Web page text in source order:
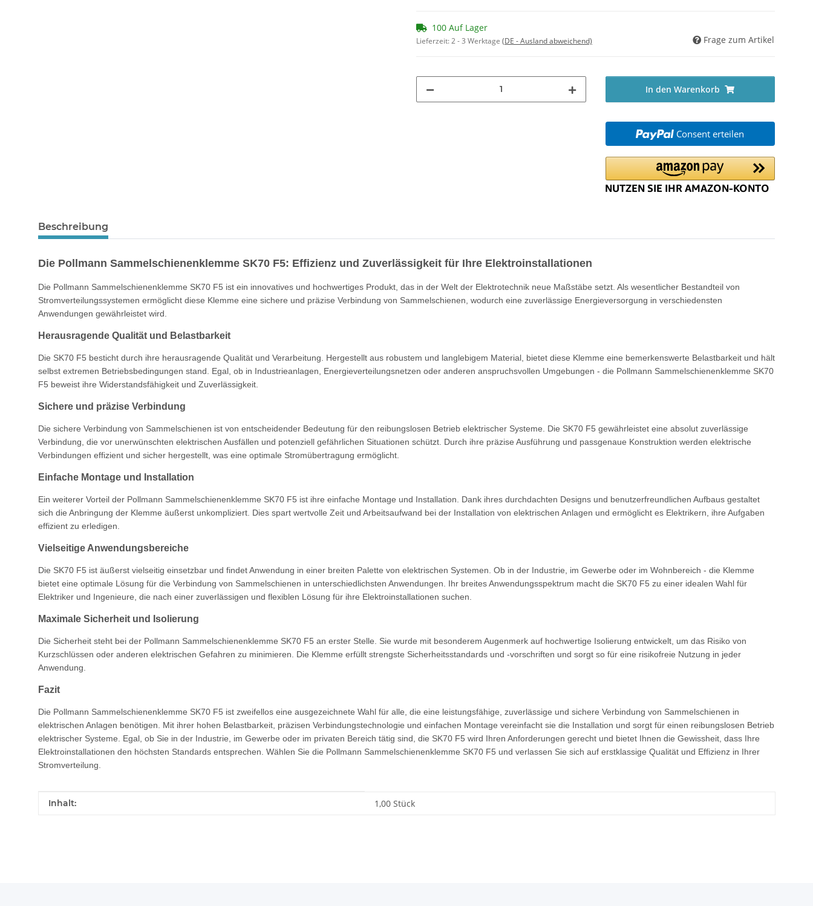
100 Auf Lager
Lieferzeit:2 - 3 Werktage (DE - Ausland abweichend) Frage zum Artikel
In den Warenkorb
Consent erteilen
Beschreibung
Die Pollmann Sammelschienenklemme SK70 F5: Effizienz und Zuverlässigkeit für Ihre Elektroinstallationen
Die Pollmann Sammelschienenklemme SK70 F5 ist ein innovatives und hochwertiges Produkt, das in der Welt der Elektrotechnik neue Maßstäbe setzt. Als wesentlicher Bestandteil von
Stromverteilungssystemen ermöglicht diese Klemme eine sichere und präzise Verbindung von Sammelschienen, wodurch eine zuverlässige Energieversorgung in verschiedensten
Anwendungen gewährleistet wird.
Herausragende Qualität und Belastbarkeit
Die SK70 F5 besticht durch ihre herausragende Qualität und Verarbeitung. Hergestellt aus robustem und langlebigem Material, bietet diese Klemme eine bemerkenswerte Belastbarkeit und hält
selbst extremen Betriebsbedingungen stand. Egal, ob in Industrieanlagen, Energieverteilungsnetzen oder anderen anspruchsvollen Umgebungen - die Pollmann Sammelschienenklemme SK70
F5 beweist ihre Widerstandsfähigkeit und Zuverlässigkeit.
Sichere und präzise Verbindung
Die sichere Verbindung von Sammelschienen ist von entscheidender Bedeutung für den reibungslosen Betrieb elektrischer Systeme. Die SK70 F5 gewährleistet eine absolut zuverlässige
Verbindung, die vor unerwünschten elektrischen Ausfällen und potenziell gefährlichen Situationen schützt. Durch ihre präzise Ausführung und passgenaue Konstruktion werden elektrische
Verbindungen effizient und sicher hergestellt, was eine optimale Stromübertragung ermöglicht.
Einfache Montage und Installation
Ein weiterer Vorteil der Pollmann Sammelschienenklemme SK70 F5 ist ihre einfache Montage und Installation. Dank ihres durchdachten Designs und benutzerfreundlichen Aufbaus gestaltet
sich die Anbringung der Klemme äußerst unkompliziert. Dies spart wertvolle Zeit und Arbeitsaufwand bei der Installation von elektrischen Anlagen und ermöglicht es Elektrikern, ihre Aufgaben
effizient zu erledigen.
Vielseitige Anwendungsbereiche
Die SK70 F5 ist äußerst vielseitig einsetzbar und findet Anwendung in einer breiten Palette von elektrischen Systemen. Ob in der Industrie, im Gewerbe oder im Wohnbereich - die Klemme
bietet eine optimale Lösung für die Verbindung von Sammelschienen in unterschiedlichsten Anwendungen. Ihr breites Anwendungsspektrum macht die SK70 F5 zu einer idealen Wahl für
Elektriker und Ingenieure, die nach einer zuverlässigen und flexiblen Lösung für ihre Elektroinstallationen suchen.
Maximale Sicherheit und Isolierung
Die Sicherheit steht bei der Pollmann Sammelschienenklemme SK70 F5 an erster Stelle. Sie wurde mit besonderem Augenmerk auf hochwertige Isolierung entwickelt, um das Risiko von
Kurzschlüssen oder anderen elektrischen Gefahren zu minimieren. Die Klemme erfüllt strengste Sicherheitsstandards und -vorschriften und sorgt so für eine risikofreie Nutzung in jeder
Anwendung.
Fazit
Die Pollmann Sammelschienenklemme SK70 F5 ist zweifellos eine ausgezeichnete Wahl für alle, die eine leistungsfähige, zuverlässige und sichere Verbindung von Sammelschienen in
elektrischen Anlagen benötigen. Mit ihrer hohen Belastbarkeit, präzisen Verbindungstechnologie und einfachen Montage vereinfacht sie die Installation und sorgt für einen reibungslosen Betrieb
elektrischer Systeme. Egal, ob Sie in der Industrie, im Gewerbe oder im privaten Bereich tätig sind, die SK70 F5 wird Ihren Anforderungen gerecht und bietet Ihnen die Gewissheit, dass Ihre
Elektroinstallationen den höchsten Standards entsprechen. Wählen Sie die Pollmann Sammelschienenklemme SK70 F5 und verlassen Sie sich auf erstklassige Qualität und Effizienz in Ihrer
Stromverteilung.
Produkteigenschaft
Wert
Inhalt: 1,00 Stück